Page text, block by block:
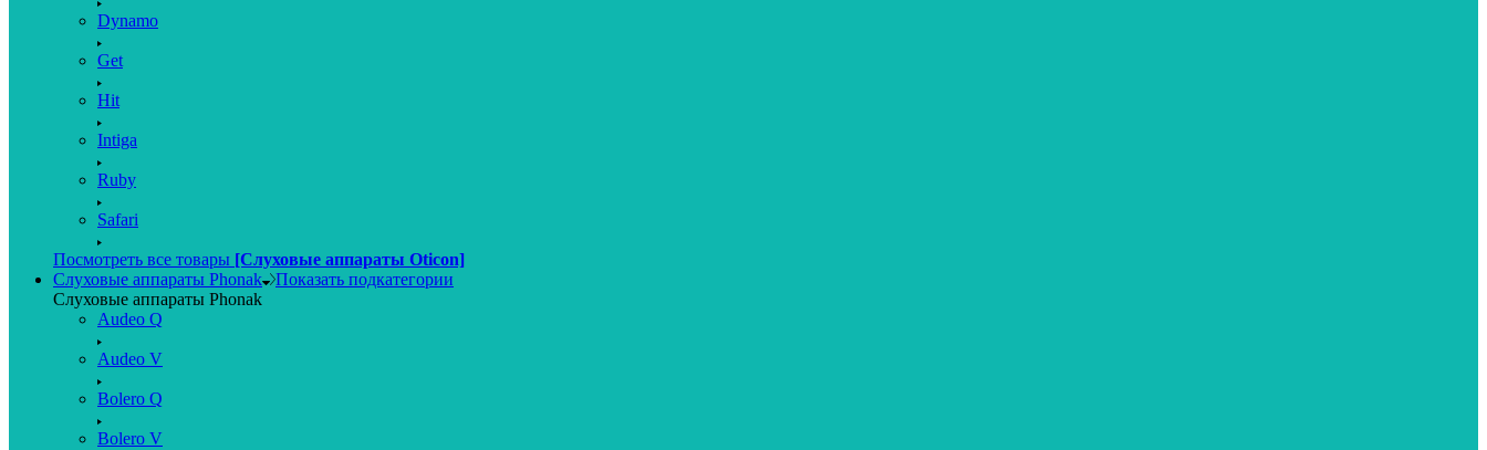
Dynamo
Get
Hit
Intiga
Ruby
Safari
Посмотреть все товары [Слуховые аппараты Oticon]
Слуховые аппараты Phonak
Показать подкатегории
Слуховые аппараты Phonak
Audeo Q
Audeo V
Bolero Q
Bolero V